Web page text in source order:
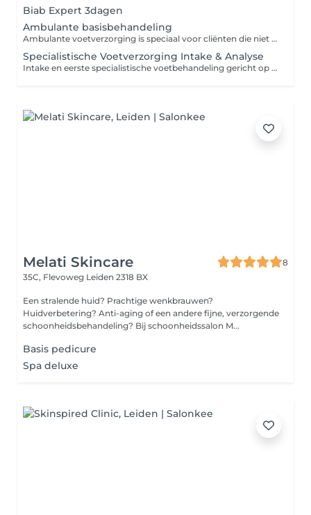
Biab Expert 3dagen
Ambulante basisbehandeling
Ambulante voetverzorging is speciaal voor cliënten die niet naar de salon kunnen komen. De behandeling wordt uitgevoerd op locatie (bijv. zorginstelling of ziekenhuis). Tijdens deze behandeling werk ik zorgvuldig, hygiënisch en afgestemd op jouw situatie. De basisbehandeling bestaat uit: Desinfectie en inspectie van de voeten Nagels knippen en verzorgen Reinigen en verzorgen van de nagelomgeving Licht eelt verwijderen Verzachtende verzorging met professionele producten Ambulante basisbehandeling Vanaf €85 Ambulant + gellak Vanaf €115 Ambulant complex (probleemvoeten / intensieve behandeling) €130 €180 Denk hierbij aan: verdikte nagels ingroeiende nagels schimmelnagels veel eelt of kloven intensieve voetproblematiek LET OP! EXTRA KOSTEN (indien van toepassing) Bij extra behandeltijd of aangepaste werkomstandigheden kunnen aanvullende kosten worden gerekend. Extra behandeltijd: 15 min + €15 30 min + €30 45 min + €45 Aangepaste werkomstandigheden: Bij bedlegerige cliënten, beperkte mobiliteit of situaties waarbij extra ondersteuning nodig is (zoals het positioneren van de voeten of werken in een aangepaste houding), kan de behandeltijd oplopen en worden extra kosten berekend op basis van tijd. VOORRIJKOSTEN €15 standaard Of km-vergoeding (indien buiten regio) TOESLAGEN Toeslagen worden automatisch toegepast op basis van het gekozen moment en zijn niet inbegrepen in de basisprijs. Zaterdag Toeslag + €10 Zondag Toeslag + €20 Deze behandeling is alleen op aanvraag en niet direct online te boeken. Twijfel je welke behandeling bij jou past? Stuur gerust een bericht, ik denk graag met je mee. Neem contact op via: WhatsApp +31645248705 Telefoon Of laat een bericht achter via de website
Specialistische Voetverzorging Intake & Analyse
Intake en eerste specialistische voetbehandeling gericht op analyse, comfortverbetering en verzorging van probleemzones. Inclusief voetanalyse, dossieropbouw, behandeladvies en eerste specialistische verzorging. Mogelijke aandachtspunten: verdikte nagels schimmelgevoelige nagels drukklachten eeltvorming kloven gevoelige zones ingroeiende nagels intensieve voetverzorging Na intake wordt beoordeeld welk vervolgtraject het meest passend is. De uiteindelijke investering is afhankelijk van de ernst van de voetproblematiek, benodigde behandeltijd, aantal probleemzones, monitoring en eventuele ambulante zorg. Specialistische Intake & eerste behandeling vanaf €125 incl btw Specialistische Voetbehandeling vanaf €95 incl btw Intensieve Specialistische Voetbehandeling vanaf €160 incl btw Specialistisch Comforttraject prijs op aanvraag / maatwerktraject
Melati Skincare
8
35C, Flevoweg Leiden 2318 BX
Een stralende huid? Prachtige wenkbrauwen?
Huidverbetering? Anti-aging of een andere fijne, verzorgende
schoonheidsbehandeling? Bij schoonheidssalon M...
Basis pedicure
Spa deluxe